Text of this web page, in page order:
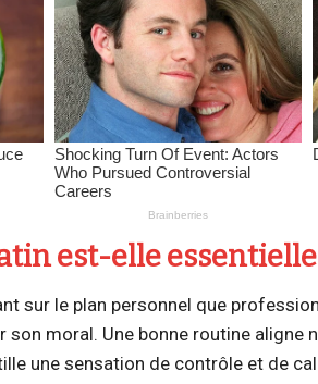
est-elle essentielle
sur le plan personnel que
moral. Une bonne routine
une sensation de contrôle et de